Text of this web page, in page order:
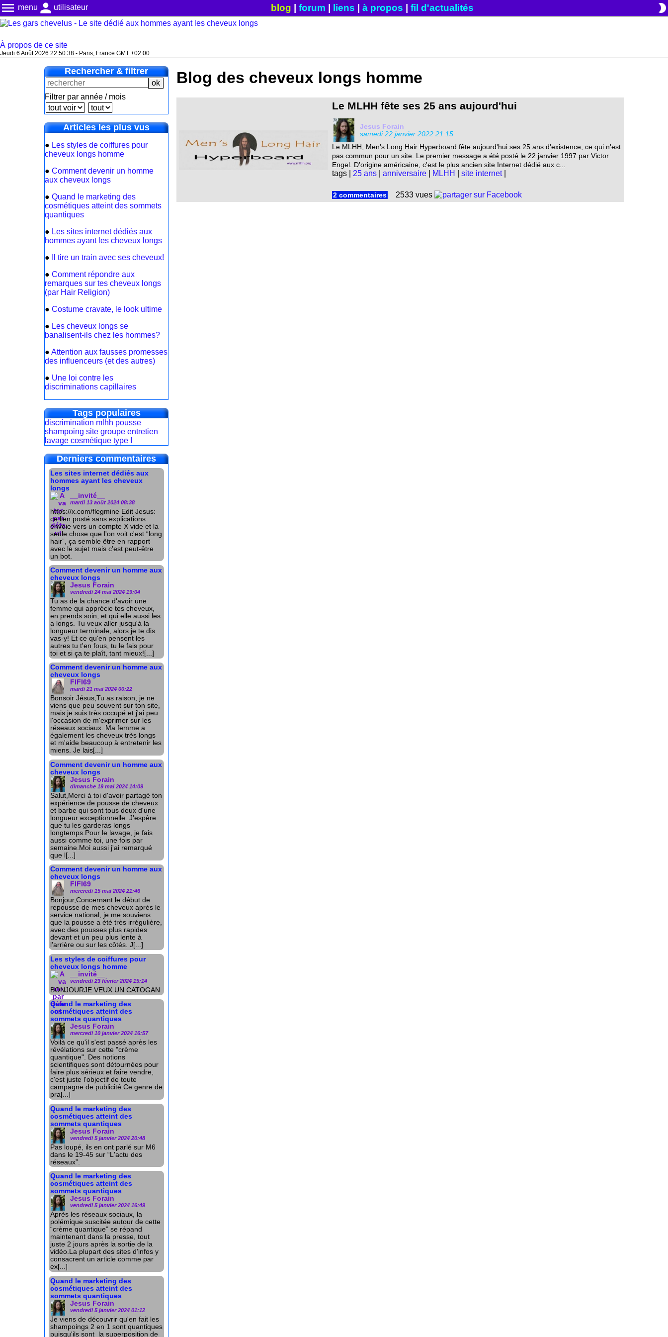
menu menu person utilisateur blog forum liens à propos fil d'actualités brightness_2
À propos de ce site
Jeudi 6 Août 2026 22:50:39 - Paris, France GMT +02:00
Rechercher & filtrer
Filtrer par année / mois
Articles les plus vus
● Les styles de coiffures pour
cheveux longs homme
● Comment devenir un homme
aux cheveux longs
● Quand le marketing des
cosmétiques atteint des sommets
quantiques
● Les sites internet dédiés aux
hommes ayant les cheveux longs
●
Il tire un train avec ses cheveux!
● Comment répondre aux
remarques sur tes cheveux longs
(par Hair Religion)
● Costume cravate, le look ultime
● Les cheveux longs se
banalisent-ils chez les hommes?
● Attention aux fausses promesses
des influenceurs (et des autres)
● Une loi contre les
discriminations capillaires
Tags populaires
discrimination mlhh pousse
shampoing site groupe entretien
lavage cosmétique type I
Derniers commentaires
Les sites internet dédiés aux
hommes ayant les cheveux
longs
__invité__
mardi 13 août 2024 08:38
https://x.com/flegmine Edit Jesus:
ce lien posté sans explications
envoie vers un compte X vide et la
seule chose que l'on voit c'est “long
hair”, ça semble être en rapport
avec le sujet mais c'est peut-être
un bot.
Comment devenir un homme aux
cheveux longs
Jesus Forain
vendredi 24 mai 2024 19:04
Tu as de la chance d'avoir une
femme qui apprécie tes cheveux,
en prends soin, et qui elle aussi les
a longs. Tu veux aller jusqu'à la
longueur terminale, alors je te dis
vas-y! Et ce qu'en pensent les
autres tu t'en fous, tu le fais pour
toi et si ça te plaît, tant mieux![...]
Comment devenir un homme aux
cheveux longs
FIFI69
mardi 21 mai 2024 00:22
Bonsoir Jésus,Tu as raison, je ne
viens que peu souvent sur ton site,
mais je suis très occupé et j'ai peu
l'occasion de m'exprimer sur les
réseaux sociaux. Ma femme a
également les cheveux très longs
et m'aide beaucoup à entretenir les
miens. Je lais[...]
Comment devenir un homme aux
cheveux longs
Jesus Forain
dimanche 19 mai 2024 14:09
Salut,Merci à toi d'avoir partagé ton
expérience de pousse de cheveux
et barbe qui sont tous deux d'une
longueur exceptionnelle. J'espère
que tu les garderas longs
longtemps.Pour le lavage, je fais
aussi comme toi, une fois par
semaine.Moi aussi j'ai remarqué
que l[...]
Comment devenir un homme aux
cheveux longs
FIFI69
mercredi 15 mai 2024 21:46
Bonjour,Concernant le début de
repousse de mes cheveux après le
service national, je me souviens
que la pousse a été très irrégulière,
avec des pousses plus rapides
devant et un peu plus lente à
l'arrière ou sur les côtés. J[...]
Les styles de coiffures pour
cheveux longs homme
__invité__
vendredi 23 février 2024 15:14
BONJOURJE VEUX UN CATOGAN
Quand le marketing des
cosmétiques atteint des
sommets quantiques
Jesus Forain
mercredi 10 janvier 2024 16:57
Voilà ce qu'il s'est passé après les
révélations sur cette "crème
quantique". Des notions
scientifiques sont détournées pour
faire plus sérieux et faire vendre,
c'est juste l'objectif de toute
campagne de publicité.Ce genre de
pra[...]
Quand le marketing des
cosmétiques atteint des
sommets quantiques
Jesus Forain
vendredi 5 janvier 2024 20:48
Pas loupé, ils en ont parlé sur M6
dans le 19-45 sur “L'actu des
réseaux”.
Quand le marketing des
cosmétiques atteint des
sommets quantiques
Jesus Forain
vendredi 5 janvier 2024 16:49
Après les réseaux sociaux, la
polémique suscitée autour de cette
“crème quantique” se répand
maintenant dans la presse, tout
juste 2 jours après la sortie de la
vidéo.La plupart des sites d'infos y
consacrent un article comme par
ex[...]
Quand le marketing des
cosmétiques atteint des
sommets quantiques
Jesus Forain
vendredi 5 janvier 2024 01:12
Je viens de découvrir qu'en fait les
shampoings 2 en 1 sont quantiques
puisqu'ils sont la superposition de
Blog des cheveux longs homme
Le MLHH fête ses 25 ans aujourd'hui
Jesus Forain
samedi 22 janvier 2022 21:15
Le MLHH, Men's Long Hair Hyperboard fête aujourd'hui ses 25 ans d'existence, ce qui n'est
pas commun pour un site. Le premier message a été posté le 22 janvier 1997 par Victor
Engel. D'origine américaine, c'est le plus ancien site Internet dédié aux c...
tags | 25 ans anniversaire MLHH site internet|
2 commentaires 2533 vues